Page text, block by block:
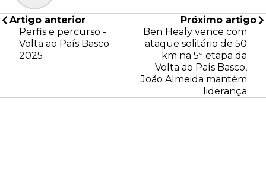
Artigo anterior
Perfis e percurso -
Volta ao País Basco
2025
Próximo artigo
Ben Healy vence com
ataque solitário de 50
km na 5ª etapa da
Volta ao País Basco,
João Almeida mantém
liderança